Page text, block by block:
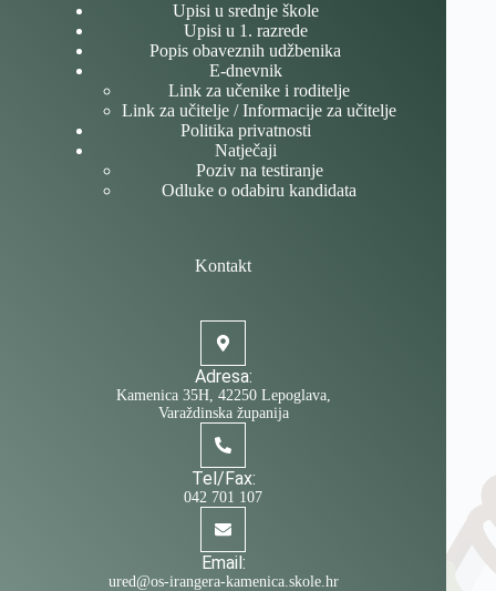
Upisi u srednje škole
Upisi u 1. razrede
Popis obaveznih udžbenika
E-dnevnik
Link za učenike i roditelje
Link za učitelje / Informacije za učitelje
Politika privatnosti
Natječaji
Poziv na testiranje
Odluke o odabiru kandidata
Kontakt
Adresa:
Kamenica 35H, 42250 Lepoglava,
Varaždinska županija
Tel/Fax:
042 701 107
Email:
ured@os-irangera-kamenica.skole.hr